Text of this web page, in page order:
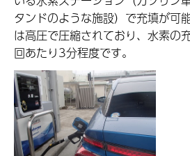
タンドのような施設）で充填が可
は高圧で圧縮されており、水素の
回あたり3分程度です。